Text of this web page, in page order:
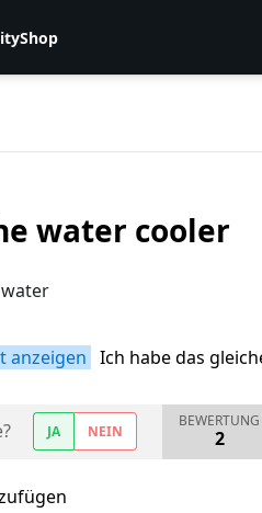
Shop
water cooler
anzeigen Ich habe das
JA NEIN
BEWERTUNG
2